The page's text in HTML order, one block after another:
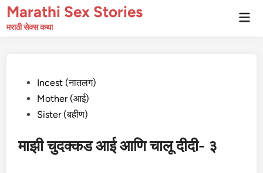
Skip
toMarathi Sex Stories
मराठी सेक्स कथा
PostedIncest (नातलग)
Mother (आई)
Sister (बहीण)
माझी चुदक्कड आई आणि चालू दीदी- ३